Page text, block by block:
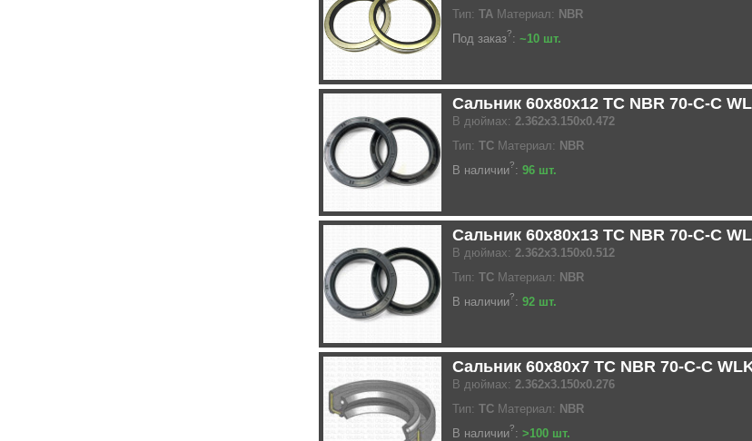
Тип: TA Материал: NBR
Под заказ?: ~10 шт.
Сальник 60x80x12 TC NBR 70-C-C
В дюймах: 2.362x3.150x0.472
Тип: TC Материал: NBR
В наличии?: 96 шт.
Сальник 60x80x13 TC NBR 70-C-C
В дюймах: 2.362x3.150x0.512
Тип: TC Материал: NBR
В наличии?: 92 шт.
Сальник 60x80x7 TC NBR 70-C-C
В дюймах: 2.362x3.150x0.276
Тип: TC Материал: NBR
В наличии?: >100 шт.